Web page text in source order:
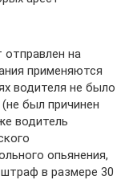
отправлен на
применяются
водителя не было
был причинен
водитель
опьянения,
в размере 30